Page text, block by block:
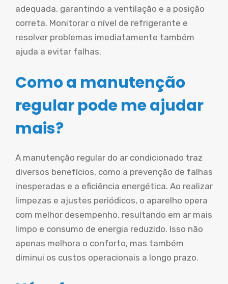
adequada, garantindo a ventilação e a posição
correta. Monitorar o nível de refrigerante e
resolver problemas imediatamente também
ajuda a evitar falhas.
Como a manutenção
regular pode me ajudar
mais?
A manutenção regular do ar condicionado traz
diversos benefícios, como a prevenção de falhas
inesperadas e a eficiência energética. Ao realizar
limpezas e ajustes periódicos, o aparelho opera
com melhor desempenho, resultando em ar mais
limpo e consumo de energia reduzido. Isso não
apenas melhora o conforto, mas também
diminui os custos operacionais a longo prazo.